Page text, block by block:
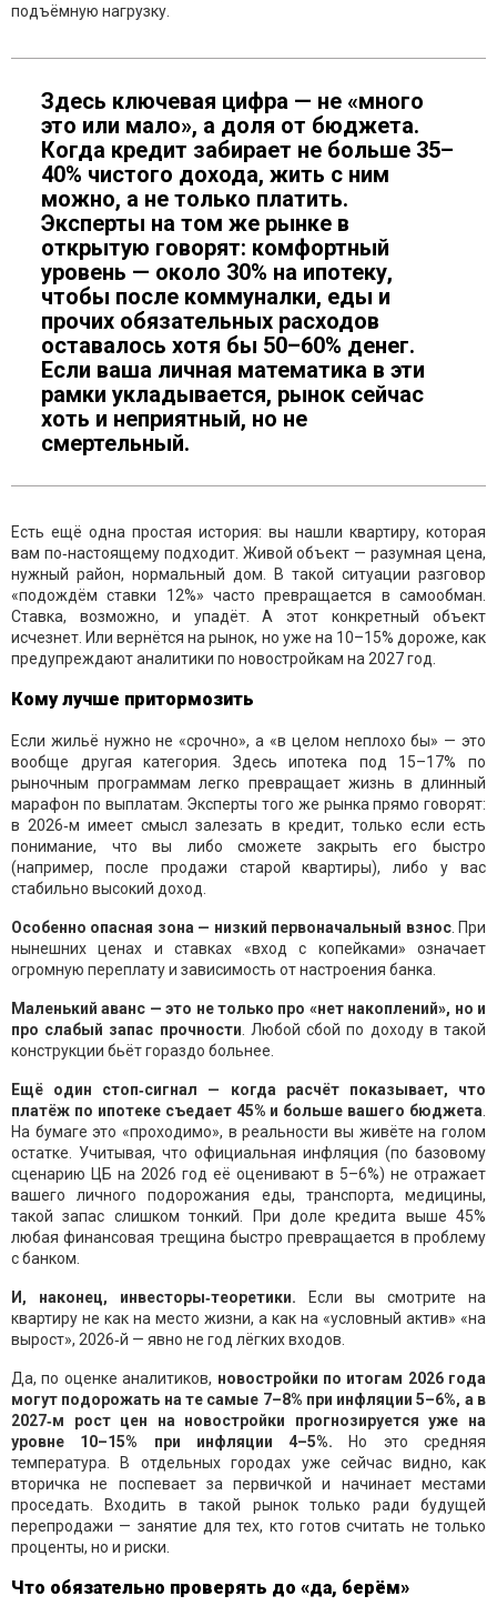
подъёмную нагрузку.
Здесь ключевая цифра — не «много
это или мало», а доля от бюджета.
Когда кредит забирает не больше 35–
40% чистого дохода, жить с ним
можно, а не только платить.
Эксперты на том же рынке в
открытую говорят: комфортный
уровень — около 30% на ипотеку,
чтобы после коммуналки, еды и
прочих обязательных расходов
оставалось хотя бы 50–60% денег.
Если ваша личная математика в эти
рамки укладывается, рынок сейчас
хоть и неприятный, но не
смертельный.
Есть ещё одна простая история: вы нашли квартиру, которая
вам по‑настоящему подходит. Живой объект — разумная цена,
нужный район, нормальный дом. В такой ситуации разговор
«подождём ставки 12%» часто превращается в самообман.
Ставка, возможно, и упадёт. А этот конкретный объект
исчезнет. Или вернётся на рынок, но уже на 10–15% дороже, как
предупреждают аналитики по новостройкам на 2027 год.
Кому лучше притормозить
Если жильё нужно не «срочно», а «в целом неплохо бы» — это
вообще другая категория. Здесь ипотека под 15–17% по
рыночным программам легко превращает жизнь в длинный
марафон по выплатам. Эксперты того же рынка прямо говорят:
в 2026‑м имеет смысл залезать в кредит, только если есть
понимание, что вы либо сможете закрыть его быстро
(например, после продажи старой квартиры), либо у вас
стабильно высокий доход.
Особенно опасная зона — низкий первоначальный взнос. При
нынешних ценах и ставках «вход с копейками» означает
огромную переплату и зависимость от настроения банка.
Маленький аванс — это не только про «нет накоплений», но и
про слабый запас прочности . Любой сбой по доходу в такой
конструкции бьёт гораздо больнее.
Ещё один стоп‑сигнал — когда расчёт показывает, что
платёж по ипотеке съедает 45% и больше вашего бюджета
На бумаге это «проходимо», в реальности вы живёте на голом
остатке. Учитывая, что официальная инфляция (по базовому
сценарию ЦБ на 2026 год её оценивают в 5–6%) не отражает
вашего личного подорожания еды, транспорта, медицины,
такой запас слишком тонкий. При доле кредита выше 45%
любая финансовая трещина быстро превращается в проблему
с банком.
И, наконец, инвесторы‑теоретики. Если вы смотрите на
квартиру не как на место жизни, а как на «условный актив» «на
вырост», 2026‑й — явно не год лёгких входов.
Да, по оценке аналитиков, новостройки по итогам 2026 года
могут подорожать на те самые 7–8% при инфляции 5–6%, а в
2027‑м рост цен на новостройки прогнозируется уже на
уровне 10–15% при инфляции 4–5%. Но это средняя
температура. В отдельных городах уже сейчас видно, как
вторичка не поспевает за первичкой и начинает местами
проседать. Входить в такой рынок только ради будущей
перепродажи — занятие для тех, кто готов считать не только
проценты, но и риски.
Что обязательно проверять до «да, берём»